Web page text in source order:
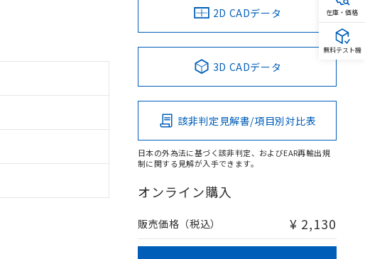
2D CADデータ
3D CADデータ
該非判定見解書/項目別対比表
日本の外為法に基づく該非判定、およびEAR再輸出規
制に関する見解が入手できます。
オンライン購入
販売価格（税込） ¥ 2,130
在庫・価格
無料テスト機